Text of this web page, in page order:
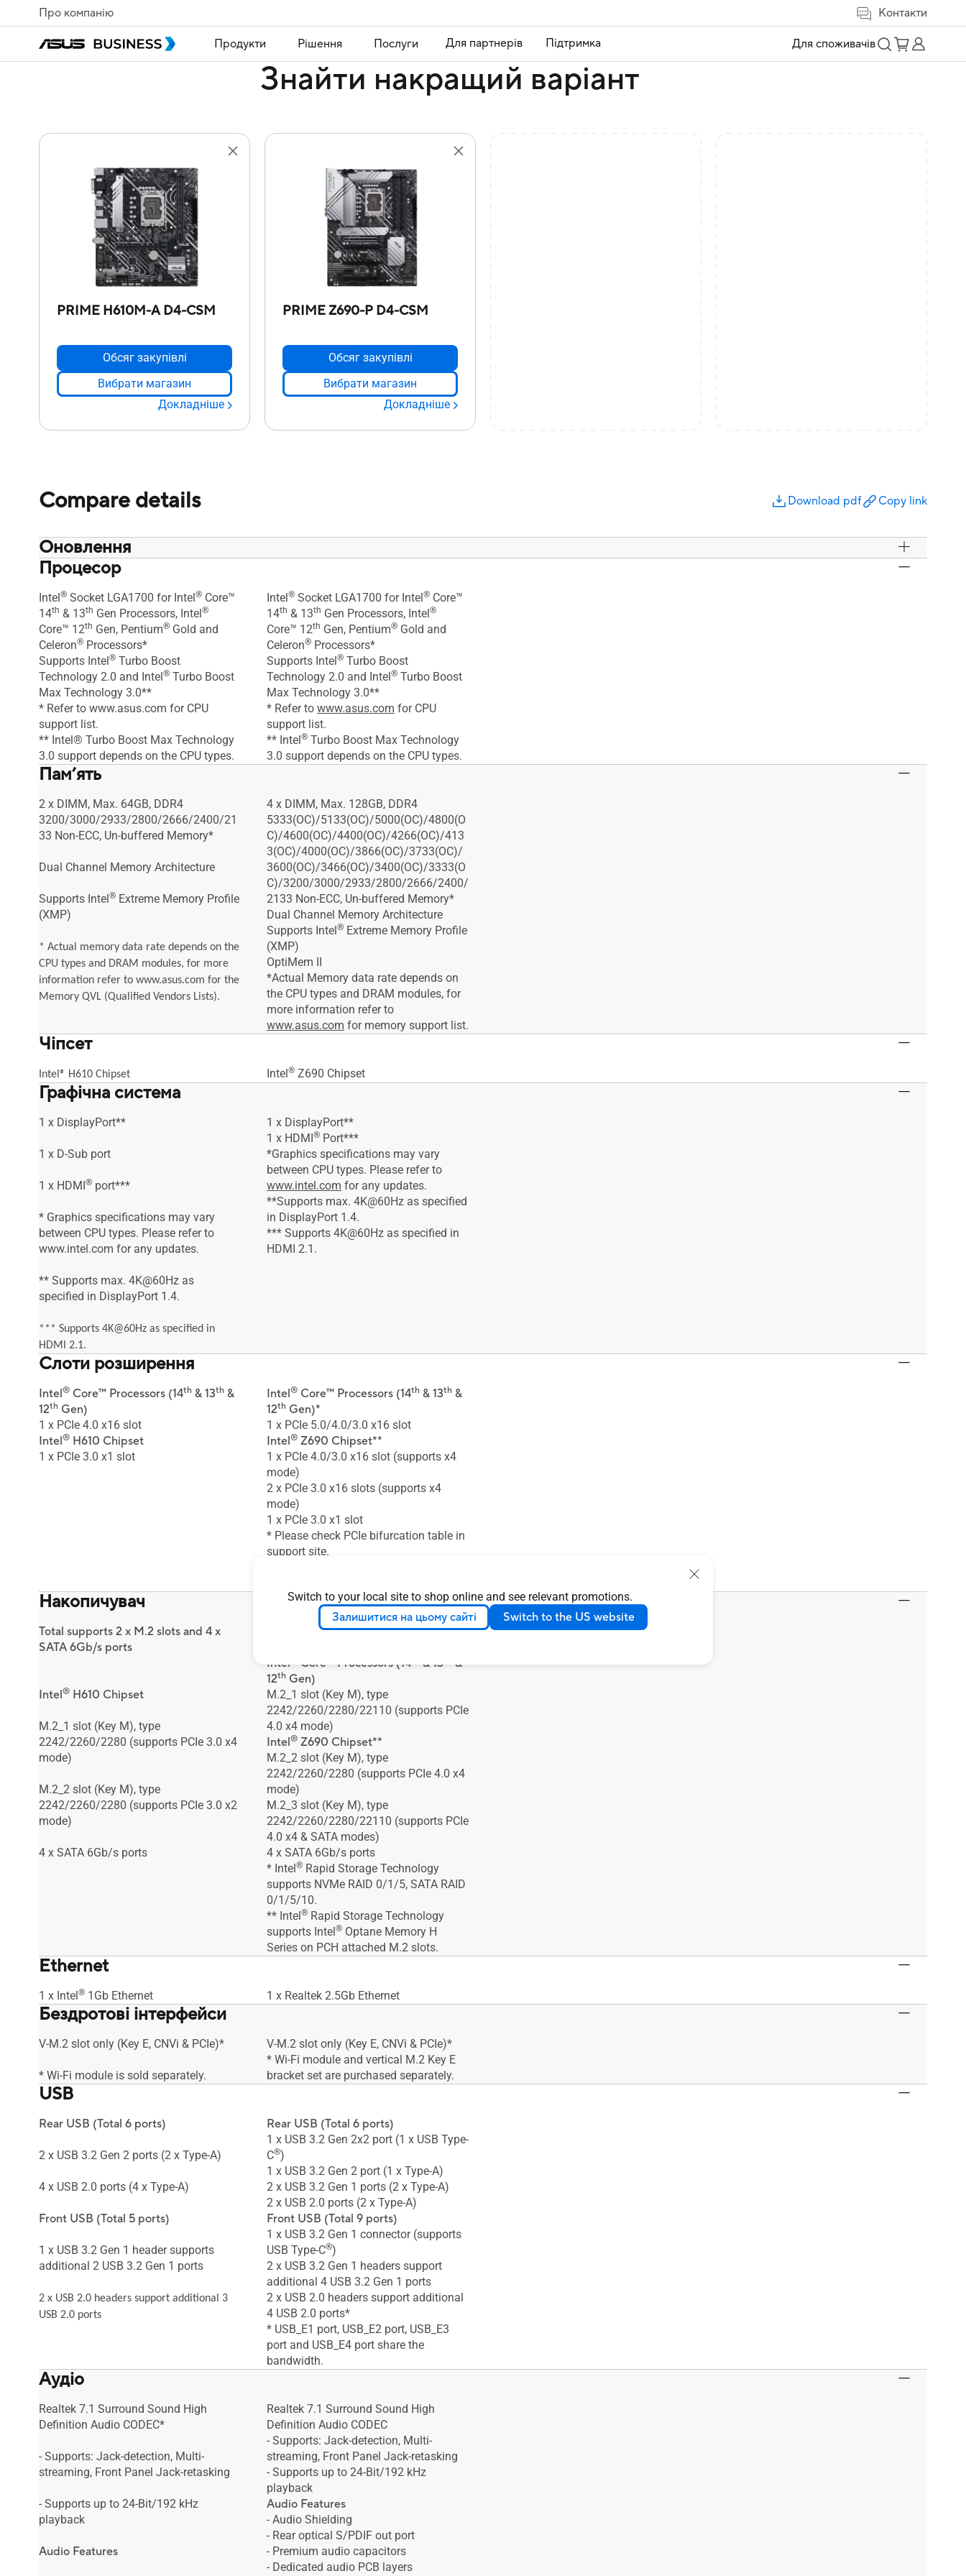
Switch to your local site to shop online and see relevant promotions.
Залишитися на цьому сайті Switch to the US website
Про компанію Контакти
Продукти Рішення Послуги Для партнерів Підтримка Для споживачів
Знайти накращий варіант
PRIME H610M-A D4-CSM
Обсяг закупівлі
Вибрати магазин
Докладніше
PRIME Z690-P D4-CSM
Обсяг закупівлі
Вибрати магазин
Докладніше
Compare details Download pdf Copy link
Оновлення
Новий BIOS покращує стабільність
процесорів Intel Core 13-го та 14-го
поколінь. Будь ласка, зверніться на
сайт підтримки, щоб завантажити та
оновити BIOS до останньої версії.
поколінь. Будь ласка, зверніться на
сайт підтримки, щоб завантажити та
оновити BIOS до останньої версії.
Процесор
Intel® Socket LGA1700 for Intel® Core™
14th & 13th Gen Processors, Intel®
Core™ 12th Gen, Pentium® Gold and
Celeron® Processors*
Supports Intel® Turbo Boost
Technology 2.0 and Intel® Turbo Boost
Max Technology 3.0**
* Refer to www.asus.com for CPU
support list.
** Intel® Turbo Boost Max Technology
3.0 support depends on the CPU types.
Intel® Socket LGA1700 for Intel® Core™
14th & 13th Gen Processors, Intel®
Core™ 12th Gen, Pentium® Gold and
Celeron® Processors*
Supports Intel® Turbo Boost
Technology 2.0 and Intel® Turbo Boost
Max Technology 3.0**
* Refer to www.asus.com for CPU
support list.
** Intel® Turbo Boost Max Technology
3.0 support depends on the CPU types.
Пам’ять
2 x DIMM, Max. 64GB, DDR4
3200/3000/2933/2800/2666/2400/21
33 Non-ECC, Un-buffered Memory*
Dual Channel Memory Architecture
Supports Intel® Extreme Memory Profile
(XMP)
* Actual memory data rate depends on the
CPU types and DRAM modules, for more
information refer to www.asus.com for the
Memory QVL (Qualified Vendors Lists).
4 x DIMM, Max. 128GB, DDR4
5333(OC)/5133(OC)/5000(OC)/4800(O
C)/4600(OC)/4400(OC)/4266(OC)/413
3(OC)/4000(OC)/3866(OC)/3733(OC)/
3600(OC)/3466(OC)/3400(OC)/3333(O
C)/3200/3000/2933/2800/2666/2400/
2133 Non-ECC, Un-buffered Memory*
Dual Channel Memory Architecture
Supports Intel® Extreme Memory Profile
(XMP)
OptiMem II
*Actual Memory data rate depends on
the CPU types and DRAM modules, for
more information refer to
www.asus.com for memory support list.
Чіпсет
Intel® H610 Chipset Intel® Z690 Chipset
Графічна система
1 x DisplayPort**
1 x D-Sub port
1 x HDMI® port***
* Graphics specifications may vary
between CPU types. Please refer to
www.intel.com for any updates.
** Supports max. 4K@60Hz as
specified in DisplayPort 1.4.
*** Supports 4K@60Hz as specified in
HDMI 2.1.
1 x DisplayPort**
1 x HDMI® Port***
*Graphics specifications may vary
between CPU types. Please refer to
www.intel.com for any updates.
**Supports max. 4K@60Hz as specified
in DisplayPort 1.4.
*** Supports 4K@60Hz as specified in
HDMI 2.1.
Слоти розширення
Intel® Core™ Processors (14th & 13th &
12th Gen)
1 x PCIe 4.0 x16 slot
Intel® H610 Chipset
1 x PCIe 3.0 x1 slot
Intel® Core™ Processors (14th & 13th &
12th Gen)*
1 x PCIe 5.0/4.0/3.0 x16 slot
Intel® Z690 Chipset**
1 x PCIe 4.0/3.0 x16 slot (supports x4
mode)
2 x PCIe 3.0 x16 slots (supports x4
mode)
1 x PCIe 3.0 x1 slot
* Please check PCIe bifurcation table in
support site.
Накопичувач
Total supports 2 x M.2 slots and 4 x
SATA 6Gb/s ports
Intel® H610 Chipset
M.2_1 slot (Key M), type
2242/2260/2280 (supports PCIe 3.0 x4
mode)
M.2_2 slot (Key M), type
2242/2260/2280 (supports PCIe 3.0 x2
mode)
4 x SATA 6Gb/s ports
Total supports 3 x M.2 slots and 4 x
Intel Core™ Processors (14 & 13 &
12th Gen)
M.2_1 slot (Key M), type
2242/2260/2280/22110 (supports PCIe
4.0 x4 mode)
Intel® Z690 Chipset**
M.2_2 slot (Key M), type
2242/2260/2280 (supports PCIe 4.0 x4
mode)
M.2_3 slot (Key M), type
2242/2260/2280/22110 (supports PCIe
4.0 x4 & SATA modes)
4 x SATA 6Gb/s ports
* Intel® Rapid Storage Technology
supports NVMe RAID 0/1/5, SATA RAID
0/1/5/10.
** Intel® Rapid Storage Technology
supports Intel® Optane Memory H
Series on PCH attached M.2 slots.
Ethernet
1 x Intel® 1Gb Ethernet 1 x Realtek 2.5Gb Ethernet
Бездротові інтерфейси
V-M.2 slot only (Key E, CNVi & PCIe)*
* Wi-Fi module is sold separately.
V-M.2 slot only (Key E, CNVi & PCIe)*
* Wi-Fi module and vertical M.2 Key E
bracket set are purchased separately.
USB
Rear USB (Total 6 ports)
2 x USB 3.2 Gen 2 ports (2 x Type-A)
4 x USB 2.0 ports (4 x Type-A)
Front USB (Total 5 ports)
1 x USB 3.2 Gen 1 header supports
additional 2 USB 3.2 Gen 1 ports
2 x USB 2.0 headers support additional 3
USB 2.0 ports
Rear USB (Total 6 ports)
1 x USB 3.2 Gen 2x2 port (1 x USB Type-
C®)
1 x USB 3.2 Gen 2 port (1 x Type-A)
2 x USB 3.2 Gen 1 ports (2 x Type-A)
2 x USB 2.0 ports (2 x Type-A)
Front USB (Total 9 ports)
1 x USB 3.2 Gen 1 connector (supports
USB Type-C®)
2 x USB 3.2 Gen 1 headers support
additional 4 USB 3.2 Gen 1 ports
2 x USB 2.0 headers support additional
4 USB 2.0 ports*
* USB_E1 port, USB_E2 port, USB_E3
port and USB_E4 port share the
bandwidth.
Аудіо
Realtek 7.1 Surround Sound High
Definition Audio CODEC*
- Supports: Jack-detection, Multi-
streaming, Front Panel Jack-retasking
- Supports up to 24-Bit/192 kHz
playback
Audio Features
Realtek 7.1 Surround Sound High
Definition Audio CODEC
- Supports: Jack-detection, Multi-
streaming, Front Panel Jack-retasking
- Supports up to 24-Bit/192 kHz
playback
Audio Features
- Audio Shielding
- Rear optical S/PDIF out port
- Premium audio capacitors
- Dedicated audio PCB layers